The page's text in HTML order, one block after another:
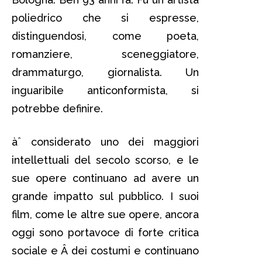
poliedrico che si espresse,
distinguendosi, come poeta,
romanziere, sceneggiatore,
drammaturgo, giornalista. Un
inguaribile anticonformista, si
potrebbe definire.
àˆ considerato uno dei maggiori
intellettuali del secolo scorso, e le
sue opere continuano ad avere un
grande impatto sul pubblico. I suoi
film, come le altre sue opere, ancora
oggi sono portavoce di forte critica
sociale e Â dei costumi e continuano